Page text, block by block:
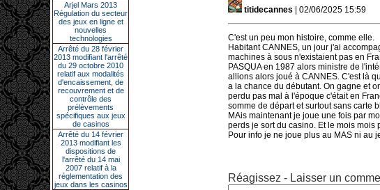
Arjel Mars 2013
Régulation du secteur
des jeux en ligne et
nouvelles
technologies
Arrêté du 28 février
2013 modifiant l'arrêté
du 29 octobre 2010
relatif aux modalités
d'encaissement, de
recouvrement et de
contrôle des
prélèvements
spécifiques aux jeux
de casinos
Arrêté du 14 février
2013 modifiant les
dispositions de
l'arrêté du 14 mai
2007 relatif à la
réglementation des
jeux dans les casinos
titidecannes | 02/06/2025 15:59
C'est un peu mon histoire, comme elle.
Habitant CANNES, un jour j'ai
machines à sous n'existaient pas en
PASQUA en 1987 alors ministre de
allions alors joué à CANNES. C'est là
a la chance du débutant. On gagne et
perdu pas mal à l'époque c'était en
somme de départ et surtout sans carte
MAis maintenant je joue une fois par
perds je sort du casino. Et le mois
Pour info je ne joue plus au MAS ni au
Réagissez - Laisser un